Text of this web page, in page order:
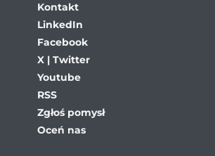
Kontakt
LinkedIn
Facebook
X | Twitter
Youtube
RSS
Zgłoś pomysł
Oceń nas